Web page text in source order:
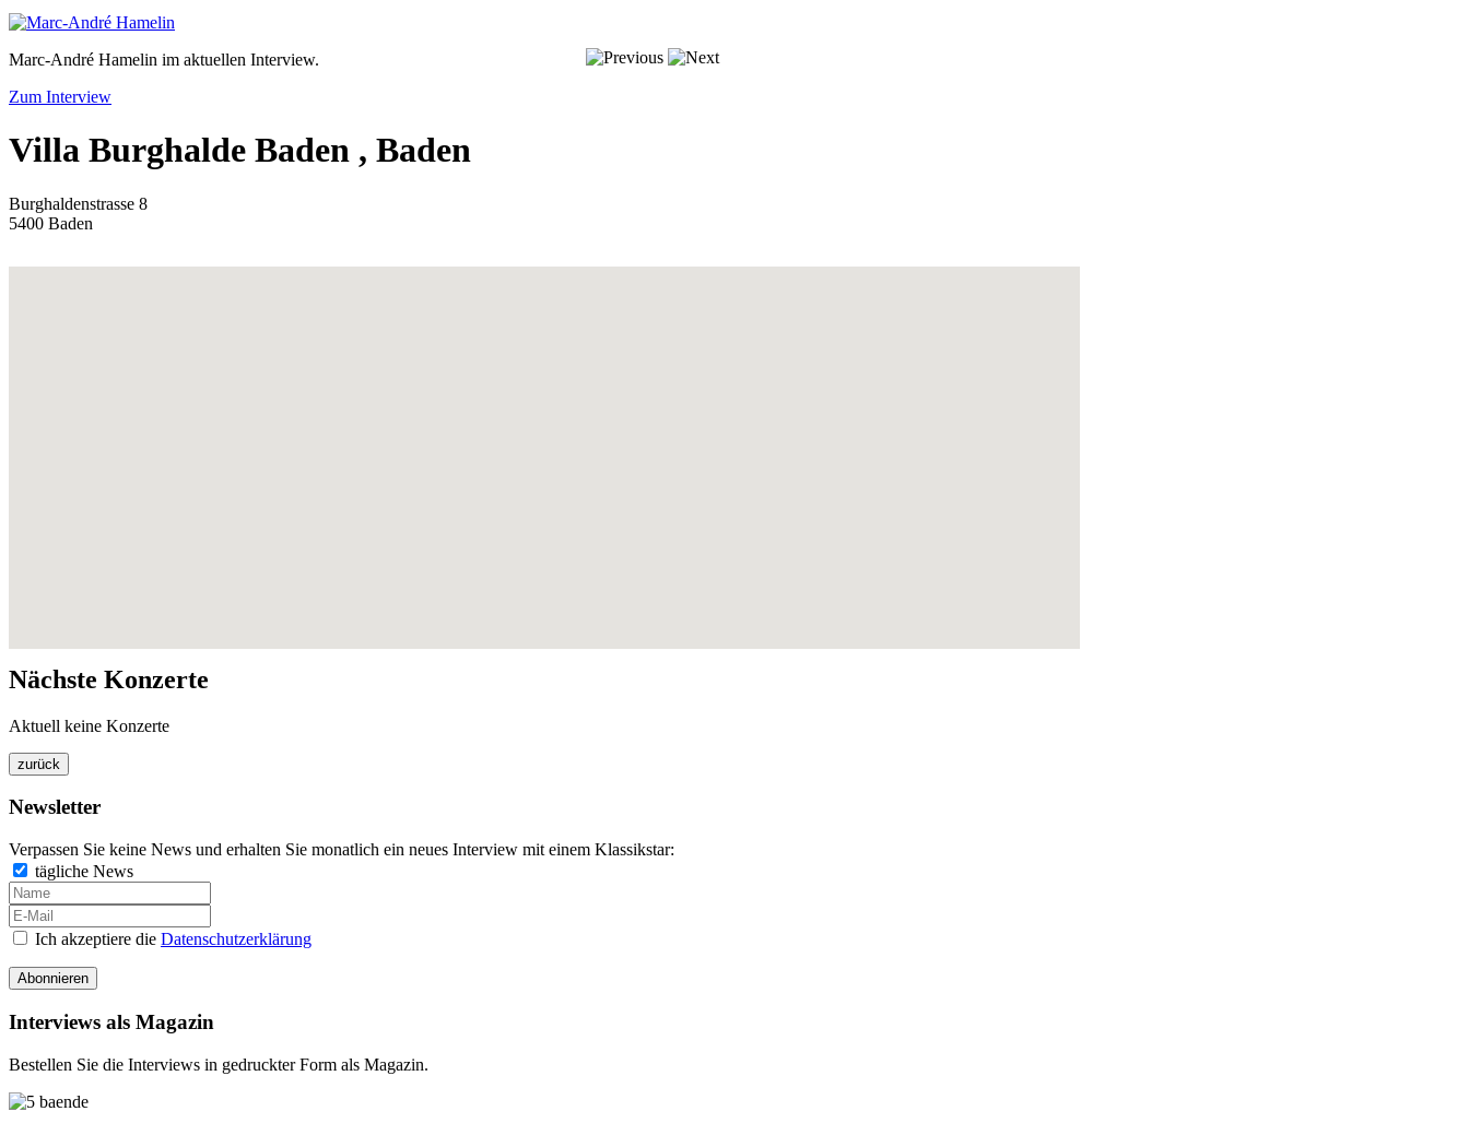
Marc-André Hamelin im aktuellen Interview.
Zum Interview
Villa Burghalde Baden , Baden
Burghaldenstrasse 8
5400 Baden
Nächste Konzerte
Aktuell keine Konzerte
Newsletter
Verpassen Sie keine News und erhalten Sie monatlich ein neues Interview mit einem Klassikstar:
tägliche News
Ich akzeptiere die Datenschutzerklärung
Abonnieren
Interviews als Magazin
Bestellen Sie die Interviews in gedruckter Form als Magazin.